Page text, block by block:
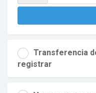
Contacte-nos
Transferencia
registrar